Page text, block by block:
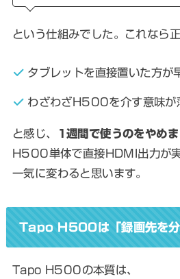
という仕組みでした。これなら正
タブレットを直接置いた方が
わざわざH500を介す意味が
と感じ、 1週間で使うのをやめ
H500単体で直接HDMI出力が
一気に変わると思います。
Tapo H500は「録画先を分
Tapo H500の本質は、